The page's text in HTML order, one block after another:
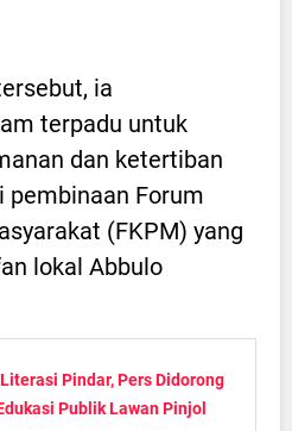
ia
terpadu untuk
dan ketertiban
Forum
(FKPM) yang
lokal Abbulo
Pindar, Pers Didorong
Publik Lawan Pinjol